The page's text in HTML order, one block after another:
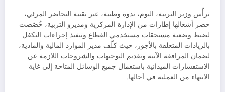
ترأّس وزير التربية، اليوم، ندوة وطنية، عبر تقنية التحاضر المرئي،
حضر أشغالها إطارات من الإدارة المركزية ومديرو التربية، خُصّصت
لضبط وضعية مستحقات مستخدمي القطاع وتنفيذ إجراءات التكفل
بالزيادات المتعلقة بالأجور، حيث كلّف مدير الموارد المالية والمادية،
لضمان المرافقة الآنية وتقديم التوجيهات والشروحات اللازمة عن
الاستفسارات الميدانية باستعمال جميع الوسائل المتاحة إلى غاية
الانتهاء من العملية في آجالها.